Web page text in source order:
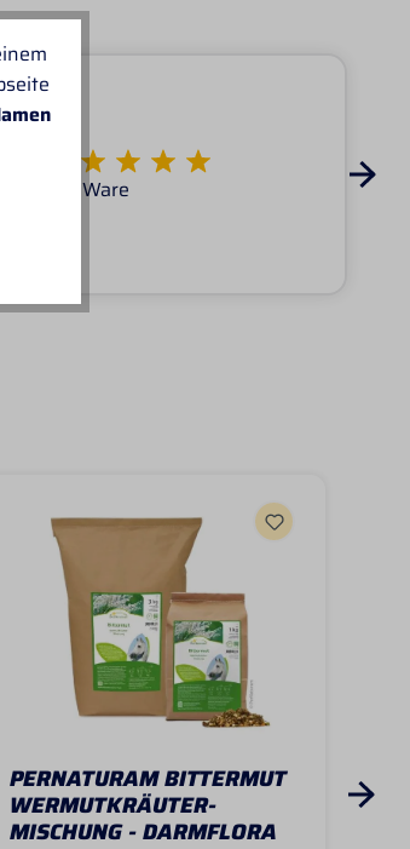
tolle Ware
PERNATURAM BITTERMUT
WERMUTKRÄUTER-
MISCHUNG - DARMFLORA